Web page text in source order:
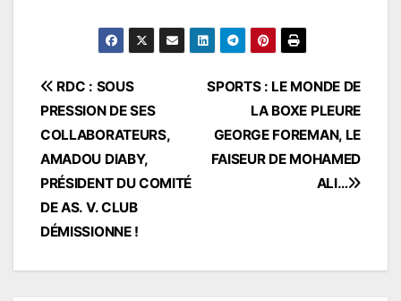
Navigation
de
l’article
SPORTS : LE MONDE DE
LA BOXE PLEURE
GEORGE FOREMAN, LE
FAISEUR DE MOHAMED
ALI…
RDC : SOUS
PRESSION DE SES
COLLABORATEURS,
AMADOU DIABY,
PRÉSIDENT DU COMITÉ
DE AS. V. CLUB
DÉMISSIONNE !